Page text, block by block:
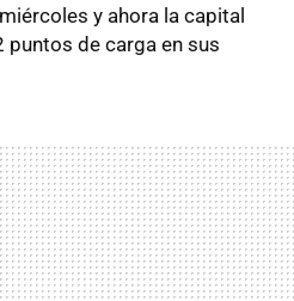
y ahora la capital
puntos de carga en sus